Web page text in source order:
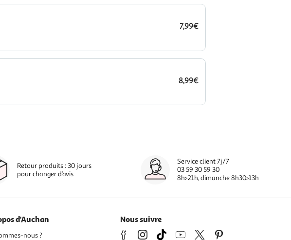
7,99€
8,99€
Retour produits : 30 jours
pour changer d’avis
Service client 7j/7
03 59 30 59 30
8h>21h, dimanche 8h30>13h
d'Auchan
nous ?
Nous suivre